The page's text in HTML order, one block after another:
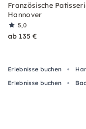
Französische
Hannover
5,0
ab 135 €
Erlebnisse buchen
Erlebnisse buchen